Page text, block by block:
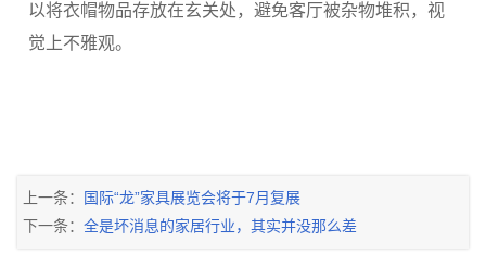
以将衣帽物品存放在玄关处，避免客厅被杂物堆积，视
觉上不雅观。
上一条：
国际“龙”家具展览会将于7月复展
下一条： 全是坏消息的家居行业，其实并没那么差